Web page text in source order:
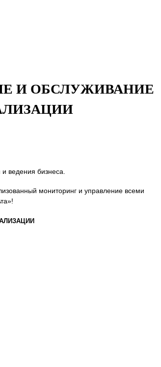
И ОБСЛУЖИВАНИЕ
ведения бизнеса.
мониторинг и управление всеми